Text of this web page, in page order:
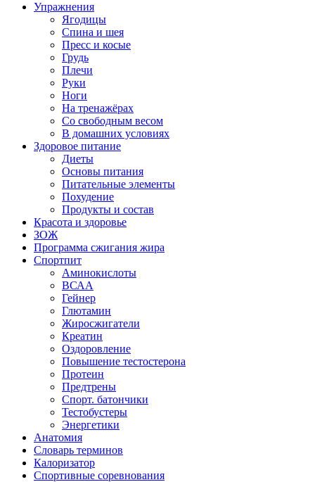
Упражнения
Ягодицы
Спина и шея
Пресс и косые
Грудь
Плечи
Руки
Ноги
На тренажёрах
Со свободным весом
В домашних условиях
Здоровое питание
Диеты
Основы питания
Питательные элементы
Похудение
Продукты и состав
Красота и здоровье
ЗОЖ
Программа сжигания жира
Спортпит
Аминокислоты
ВСАА
Гейнер
Глютамин
Жиросжигатели
Креатин
Оздоровление
Повышение тестостерона
Протеин
Предтрены
Спорт. батончики
Тестобустеры
Энергетики
Анатомия
Словарь терминов
Калоризатор
Спортивные соревнования